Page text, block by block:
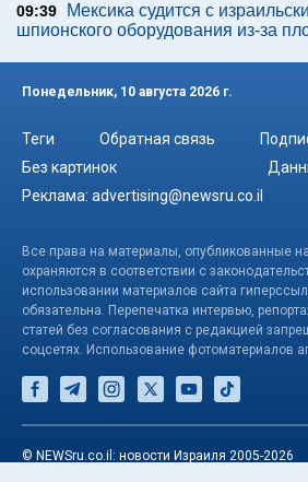
09:39
Мексика судится с
шпионского оборудования из-за
Понедельник, 10 августа 2026 г.
Теги Обратная связь
Без картинок
Реклама: advertising@newsru.co.il
Все права на материалы, опубликованные
охраняются в соответствии с
использовании материалов сайта
обязательна. Перепечатка интервью,
статей без согласования с редакцией
соцсетях. Использование фотоматериалов
© NEWSru.co.il: новости Израиля 2005-2026